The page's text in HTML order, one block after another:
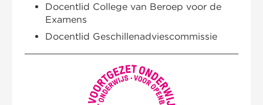
Docentlid College van Beroep voor de
Examens
Docentlid Geschillenadviescommissie